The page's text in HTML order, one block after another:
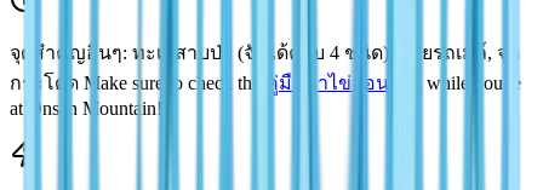
จุดสำคัญอื่นๆ: ทะเลสาบป่า (จับได้ครบ 4 ชนิด), ป้ายรถเมล์, จุด
กระโดด Make sure to check the คู่มือหาไข่ออนเซ็น
while you're
at Onsen Mountain!